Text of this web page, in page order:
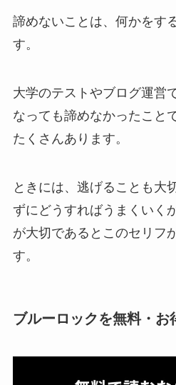
諦めないことは、何かをす
す。
大学のテストやブログ運営
なっても諦めなかったこと
たくさんあります。
ときには、逃げることも大
ずにどうすればうまくいく
が大切であるとこのセリフ
す。
ブルーロックを無料・お